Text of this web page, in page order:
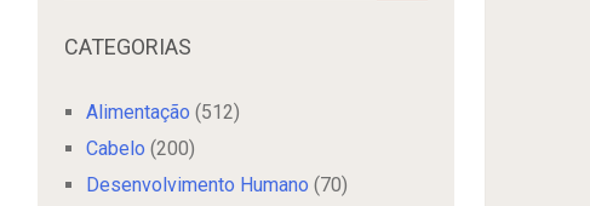
CATEGORIAS
Alimentação (512)
Cabelo (200)
Desenvolvimento Humano (70)